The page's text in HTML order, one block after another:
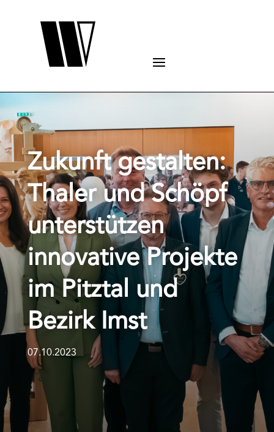
Zukunft gestalten:
Thaler und Schöpf
unterstützen
innovative Projekte
im Pitztal und
Bezirk Imst
07.10.2023